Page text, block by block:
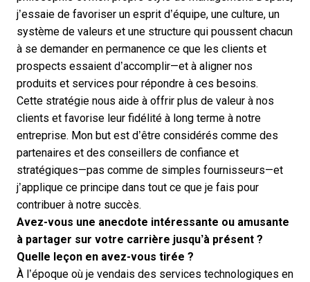
j’essaie de favoriser un esprit d’équipe, une culture, un
système de valeurs et une structure qui poussent chacun
à se demander en permanence ce que les clients et
prospects essaient d’accomplir—et à aligner nos
produits et services pour répondre à ces besoins.
Cette stratégie nous aide à offrir plus de valeur à nos
clients et favorise leur fidélité à long terme à notre
entreprise. Mon but est d’être considérés comme des
partenaires et des conseillers de confiance et
stratégiques—pas comme de simples fournisseurs—et
j’applique ce principe dans tout ce que je fais pour
contribuer à notre succès.
Avez-vous une anecdote intéressante ou amusante
à partager sur votre carrière jusqu’à présent ?
Quelle leçon en avez-vous tirée ?
À l’époque où je vendais des services technologiques en